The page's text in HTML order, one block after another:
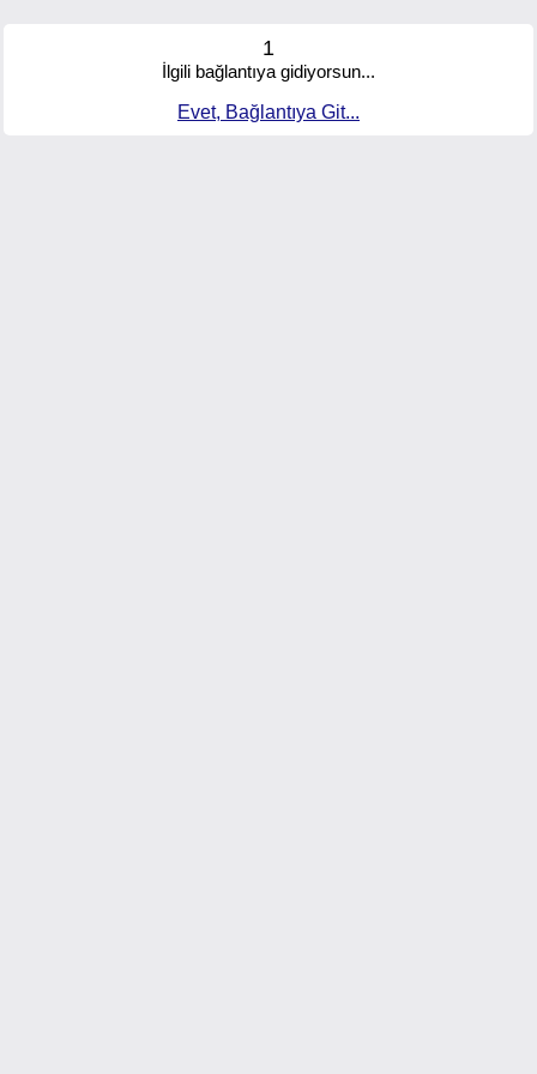
1
İlgili bağlantıya gidiyorsun...
Evet, Bağlantıya Git...